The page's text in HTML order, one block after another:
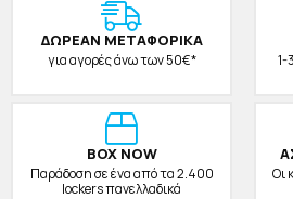
ΔΩΡΕAΝ ΜΕΤΑΦΟΡΙΚΑ
για αγορές άνω των 50€* 1-
BOX NOW
Παράδοση σε ένα από τα 2.400
lockers πανελλαδικά
Οι